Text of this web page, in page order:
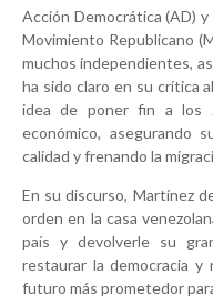
Acción Democrática (AD)
Movimiento Republicano
muchos independientes,
ha sido claro en su crítica
idea de poner fin a los
económico, asegurando
calidad y frenando la
En su discurso, Martínez
orden en la casa
país y devolverle su
restaurar la democracia y
futuro más prometedor